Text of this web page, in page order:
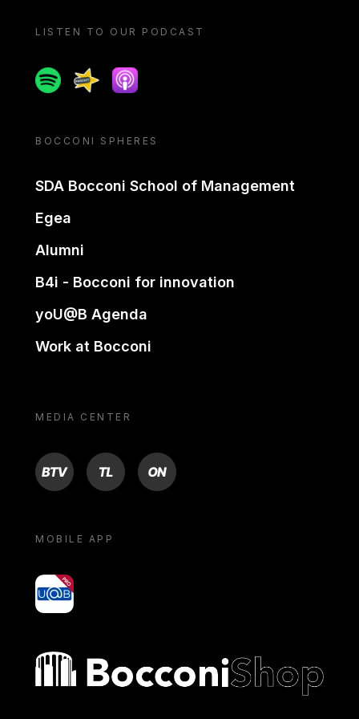
LISTEN TO OUR PODCAST
SpotifySpreakerApple podcast
BOCCONI SPHERES
SDA Bocconi School of Management
Egea
Alumni
B4i - Bocconi for innovation
yoU@B Agenda
Work at Bocconi
MEDIA CENTER
BTV TL ON
MOBILE APP
yoU@B
Bocconi shop